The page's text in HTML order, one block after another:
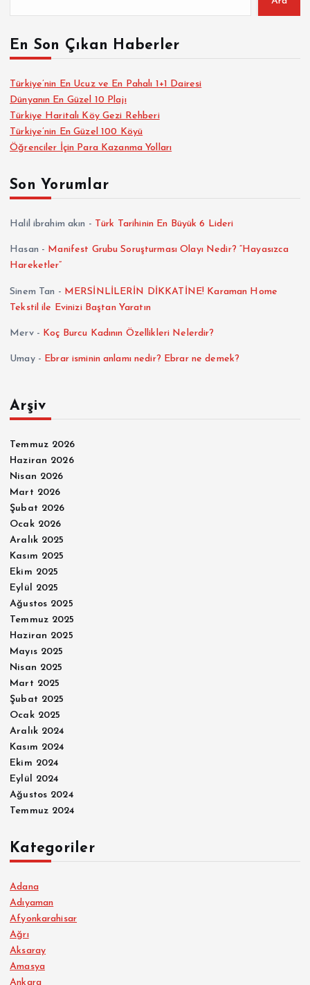
En Son Çıkan Haberler
Türkiye’nin En Ucuz ve En Pahalı 1+1 Dairesi
Dünyanın En Güzel 10 Plajı
Türkiye Haritalı Köy Gezi Rehberi
Türkiye’nin En Güzel 100 Köyü
Öğrenciler İçin Para Kazanma Yolları
Son Yorumlar
Halil ibrahim akın - Türk Tarihinin En Büyük 6 Lideri
Hasan - Manifest Grubu Soruşturması Olayı Nedir? “Hayasızca
Hareketler”
Sinem Tan - MERSİNLİLERİN DİKKATİNE! Karaman Home
Tekstil ile Evinizi Baştan Yaratın
Merv- Koç Burcu Kadının Özellikleri Nelerdir?
Umay- Ebrar isminin anlamı nedir? Ebrar ne demek?
Arşiv
Temmuz 2026
Haziran 2026
Nisan 2026
Mart 2026
Şubat 2026
Ocak 2026
Aralık 2025
Kasım 2025
Ekim 2025
Eylül 2025
Ağustos 2025
Temmuz 2025
Haziran 2025
Mayıs 2025
Nisan 2025
Mart 2025
Şubat 2025
Ocak 2025
Aralık 2024
Kasım 2024
Ekim 2024
Eylül 2024
Ağustos 2024
Temmuz 2024
Kategoriler
Adana
Adıyaman
Afyonkarahisar
Ağrı
Aksaray
Amasya
Ankara